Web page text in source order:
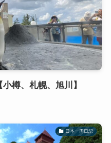
樽、札幌、旭川】
日本一周日記